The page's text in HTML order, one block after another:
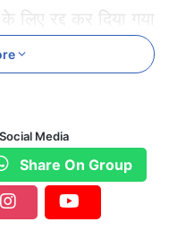
रद्द कर दिया गया
भी दिल्ली के एम्स पहुंची
सिंह का 92 साल की
वाली अपनी रैली को रद्द
अध्यक्ष मल्लिकार्जुन
वापस दिल्ली लौट रहे
Media
Share On Group